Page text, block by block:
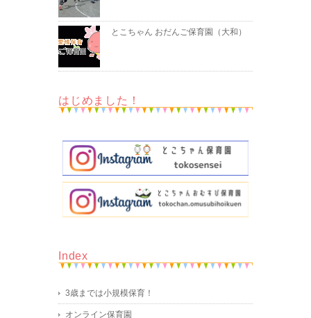
とこちゃん おだんご保育園（大和）
はじめました！
Index
3歳までは小規模保育！
オンライン保育園